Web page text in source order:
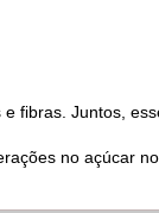
fibras. Juntos,
no açúcar